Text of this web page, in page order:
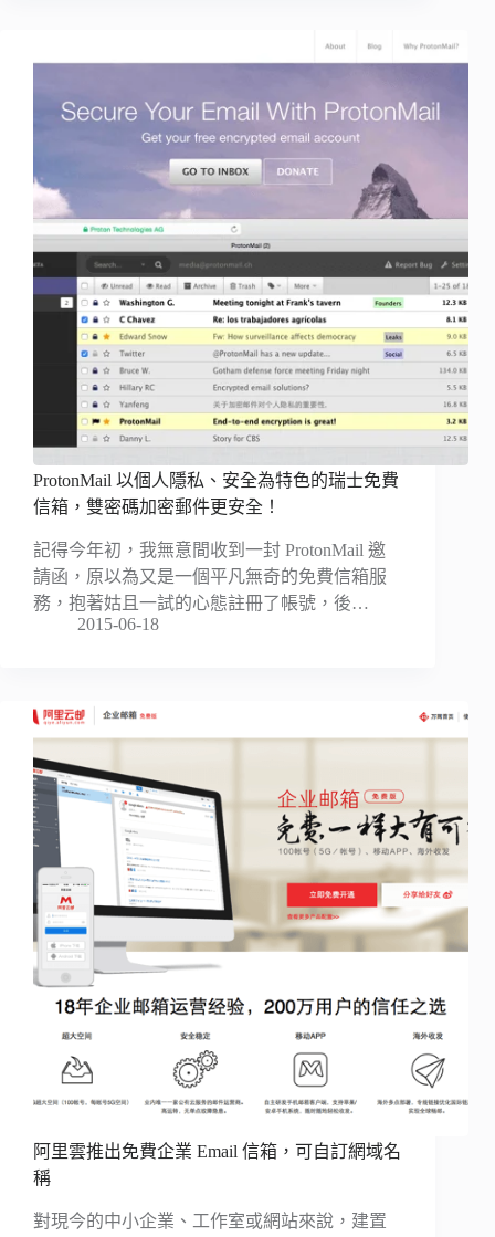
ProtonMail 以個人隱私、安全為特色的瑞士免費
信箱，雙密碼加密郵件更安全！
記得今年初，我無意間收到一封 ProtonMail 邀
請函，原以為又是一個平凡無奇的免費信箱服
務，抱著姑且一試的心態註冊了帳號，後…
2015-06-18
阿里雲推出免費企業 Email 信箱，可自訂網域名
稱
對現今的中小企業、工作室或網站來說，建置